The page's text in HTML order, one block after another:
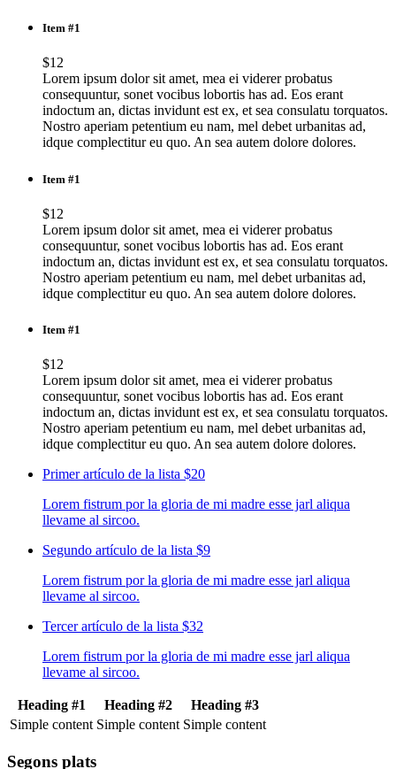
Item #1
$12
Lorem ipsum dolor sit amet, mea ei viderer probatus
consequuntur, sonet vocibus lobortis has ad. Eos erant
indoctum an, dictas invidunt est ex, et sea consulatu torquatos.
Nostro aperiam petentium eu nam, mel debet urbanitas ad,
idque complectitur eu quo. An sea autem dolore dolores.
Item #1
$12
Lorem ipsum dolor sit amet, mea ei viderer probatus
consequuntur, sonet vocibus lobortis has ad. Eos erant
indoctum an, dictas invidunt est ex, et sea consulatu torquatos.
Nostro aperiam petentium eu nam, mel debet urbanitas ad,
idque complectitur eu quo. An sea autem dolore dolores.
Item #1
$12
Lorem ipsum dolor sit amet, mea ei viderer probatus
consequuntur, sonet vocibus lobortis has ad. Eos erant
indoctum an, dictas invidunt est ex, et sea consulatu torquatos.
Nostro aperiam petentium eu nam, mel debet urbanitas ad,
idque complectitur eu quo. An sea autem dolore dolores.
Primer artículo de la lista $20
Lorem fistrum por la gloria de mi madre esse jarl aliqua
llevame al sircoo.
Segundo artículo de la lista $9
Lorem fistrum por la gloria de mi madre esse jarl aliqua
llevame al sircoo.
Tercer artículo de la lista $32
Lorem fistrum por la gloria de mi madre esse jarl aliqua
llevame al sircoo.
Heading #1 Heading #2
Heading #3
Simple content Simple content Simple content
Segons plats